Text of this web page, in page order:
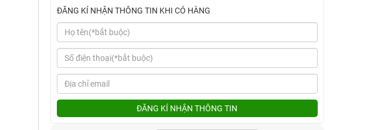
ĐĂNG KÍ NHẬN THÔNG TIN KHI CÓ HÀNG
ĐĂNG KÍ NHẬN THÔNG TIN